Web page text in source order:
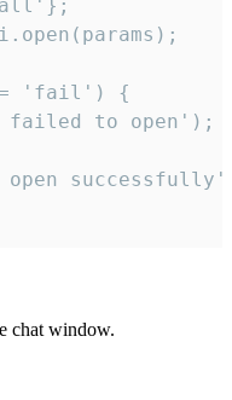
'fail') {
to open');
open
chat window.